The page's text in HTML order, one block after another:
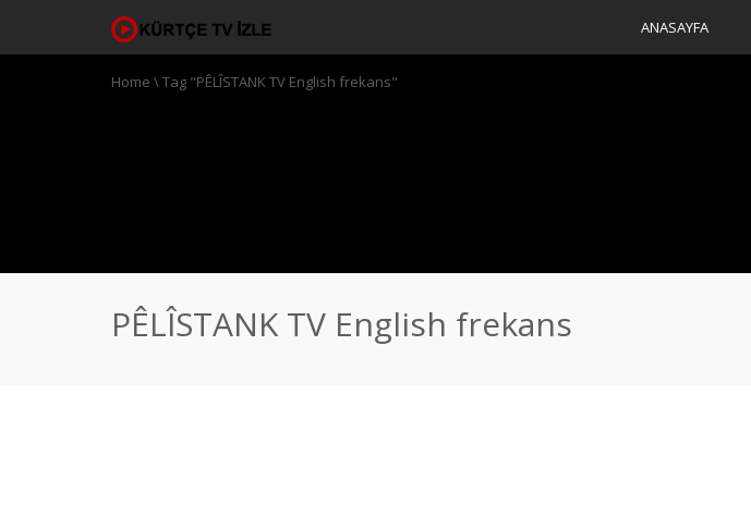
ANASAYFA
Home \Tag "PÊLÎSTANK TV English frekans"
PÊLÎSTANK TV English frekans